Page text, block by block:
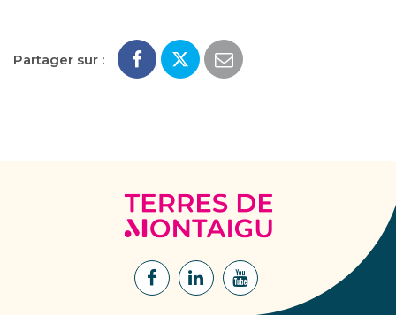
Partager sur :
Terres
de
Lien
Lien
Lien